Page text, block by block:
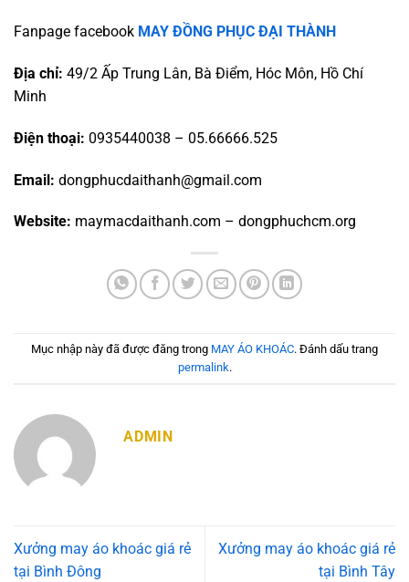
Fanpage facebook MAY ĐỒNG PHỤC ĐẠI THÀNH
Địa chỉ: 49/2 Ấp Trung Lân, Bà Điểm, Hóc Môn, Hồ Chí
Minh
Điện thoại: 0935440038 – 05.66666.525
Email: dongphucdaithanh@gmail.com
Website: maymacdaithanh.com – dongphuchcm.org
Mục nhập này đã được đăng trong MAY ÁO KHOÁC. Đánh dấu trang
permalink.
ADMIN
Xưởng may áo khoác giá rẻ
tại Bình Đông
Xưởng may áo khoác giá rẻ
tại Bình Tây